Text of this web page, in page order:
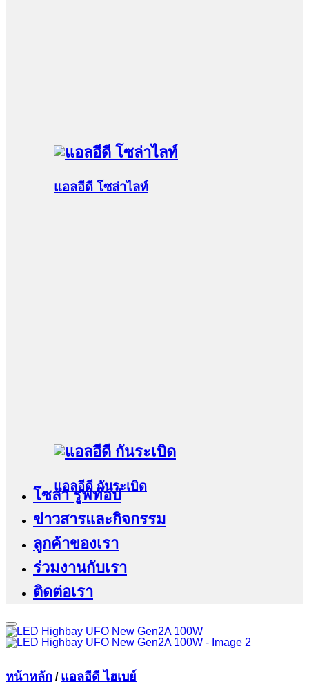
แอลอีดี โซล่าไลท์
แอลอีดี กันระเบิด
โซล่า รูฟท๊อป
ข่าวสารและกิจกรรม
ลูกค้าของเรา
ร่วมงานกับเรา
ติดต่อเรา
หน้าหลัก / แอลอีดี ไฮเบย์